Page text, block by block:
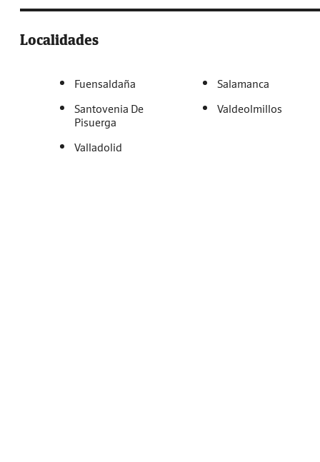
Localidades
Fuensaldaña
Salamanca
Santovenia De
Pisuerga
Valdeolmillos
Valladolid